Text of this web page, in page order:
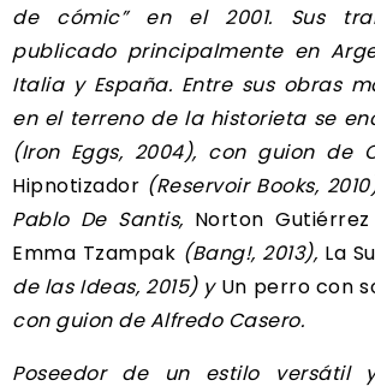
de cómic” en el 2001. Sus
publicado principalmente en
Italia y España. Entre sus obras
en el terreno de la historieta se
(Iron Eggs, 2004), con guion de
Hipnotizador (Reservoir Books,
Pablo De Santis, Norton
Emma Tzampak (Bang!, 2013), La
de las Ideas, 2015) y Un perro con
con guion de Alfredo Casero.
Poseedor de un estilo versátil